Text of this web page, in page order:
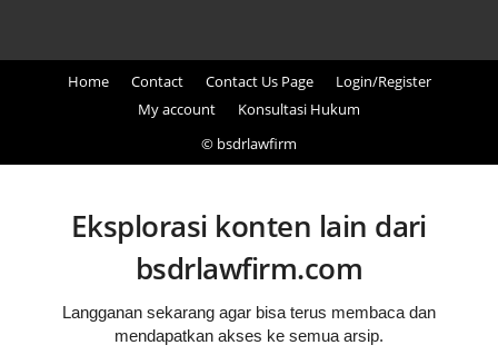
Home Contact Contact Us Page
Login/Register
My account
Konsultasi Hukum
© bsdrlawfirm
Eksplorasi konten lain dari
bsdrlawfirm.com
Langganan sekarang agar bisa terus membaca dan
mendapatkan akses ke semua arsip.